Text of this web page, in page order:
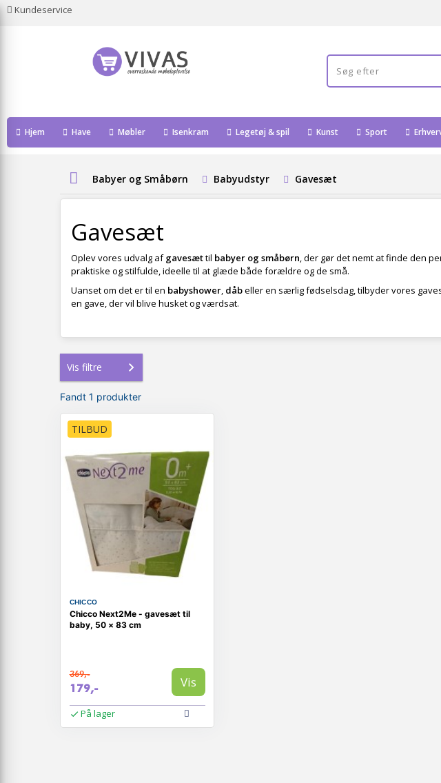
Kundeservice
Hjem Have Møbler Isenkram Legetøj & spil Kunst Sport
Babyer og Småbørn Babyudstyr Gavesæt
Gavesæt
Oplev vores udvalg afgavesættil babyer og småbørn, der gør det nemt at finde den
praktiske og stilfulde, ideelle til at glæde både forældre og de små.
Uanset om det er til en babyshower, dåbeller en særlig fødselsdag, tilbyder vores
en gave, der vil blive husket og værdsat.
Vis filtre
Fandt 1 produkter
TILBUD
CHICCO
Chicco Next2Me - gavesæt til
baby, 50 × 83 cm
369,-
179,- Vis
På lager